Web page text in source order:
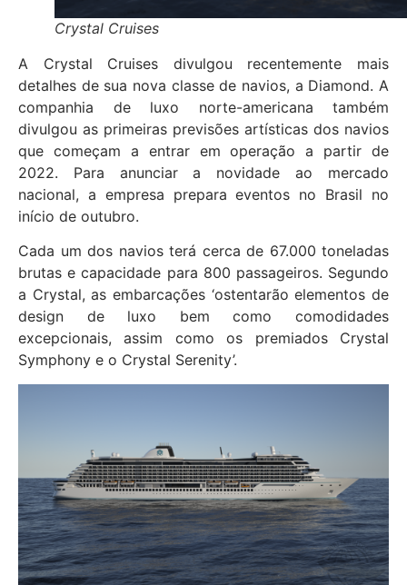
Crystal Cruises
A Crystal Cruises divulgou recentemente mais
detalhes de sua nova classe de navios, a Diamond. A
companhia de luxo norte-americana também
divulgou as primeiras previsões artísticas dos navios
que começam a entrar em operação a partir de
2022. Para anunciar a novidade ao mercado
nacional, a empresa prepara eventos no Brasil no
início de outubro.
Cada um dos navios terá cerca de 67.000 toneladas
brutas e capacidade para 800 passageiros. Segundo
a Crystal, as embarcações ‘ostentarão elementos de
design de luxo bem como comodidades
excepcionais, assim como os premiados Crystal
Symphony e o Crystal Serenity’.